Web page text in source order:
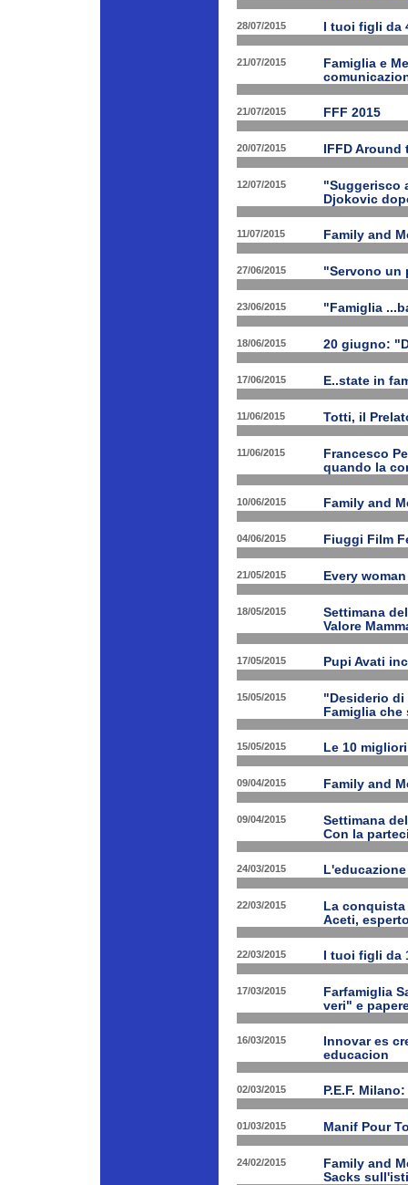
28/07/2015 I tuoi figli da
21/07/2015
Famiglia e
21/07/2015 FFF 2015
20/07/2015 IFFD
12/07/2015
"Suggerisco
Djokovic
11/07/2015 Family and
27/06/2015 "Servono un
23/06/2015 "Famiglia
18/06/2015 20 giugno:
17/06/2015 E..state in
11/06/2015 Totti, il
11/06/2015
Francesco
quando la
10/06/2015 Family and
04/06/2015 Fiuggi Film
21/05/2015 Every
18/05/2015
Settimana
Valore
17/05/2015 Pupi Avati
15/05/2015
"Desiderio di
Famiglia che
15/05/2015 Le 10
09/04/2015 Family and
09/04/2015
Settimana
Con la
24/03/2015
22/03/2015
La
Aceti,
22/03/2015 I tuoi figli da
17/03/2015
Farfamiglia
veri" e
16/03/2015
Innovar es
educacion
02/03/2015 P.E.F.
01/03/2015 Manif Pour
24/02/2015
Family and
Sacks